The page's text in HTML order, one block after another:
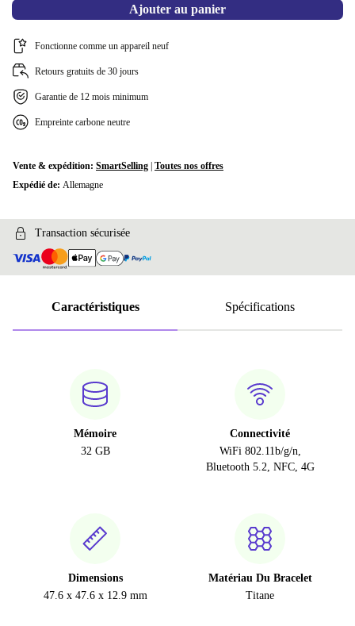
Ajouter au panier
Fonctionne comme un appareil neuf
Retours gratuits de 30 jours
Garantie de 12 mois minimum
Empreinte carbone neutre
Vente & expédition: SmartSelling Toutes nos offres
Expédié de: Allemagne
Transaction sécurisée
Caractéristiques Spécifications
Mémoire
32 GB
Connectivité
WiFi 802.11b/g/n,
Bluetooth 5.2, NFC, 4G
Dimensions
47.6 x 47.6 x 12.9 mm
Matériau Du Bracelet
Titane